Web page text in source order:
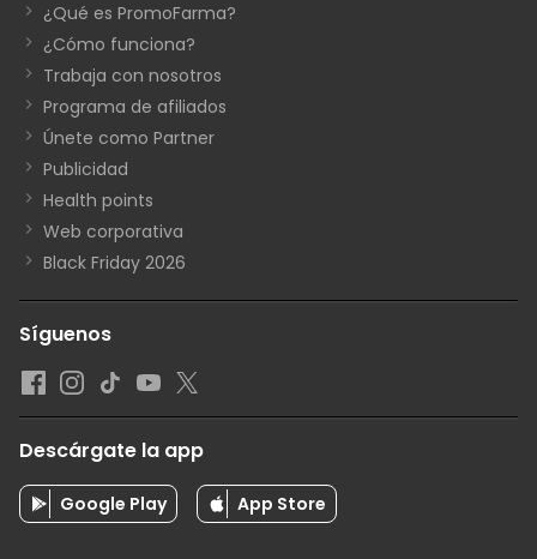
¿Qué es PromoFarma?
¿Cómo funciona?
Trabaja con nosotros
Programa de afiliados
Únete como Partner
Publicidad
Health points
Web corporativa
Black Friday 2026
Síguenos
Descárgate la app
Google Play App Store